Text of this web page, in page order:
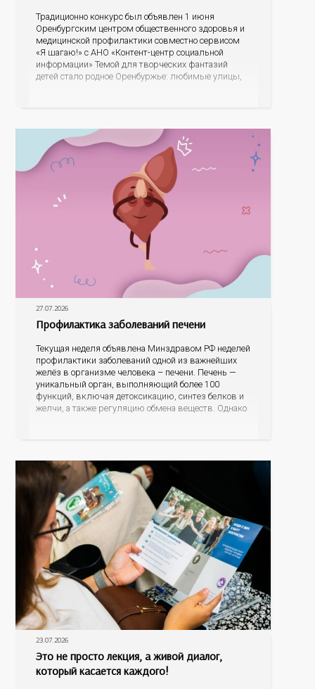
Традиционно конкурс был объявлен 1 июня
Оренбургским центром общественного здоровья и
медицинской профилактики совместно сервисом
«Я шагаю!» с АНО «Контент-центр социальной
информации» Темой для творческих фантазий
детей стало родное Оренбуржье: любимые улицы,
27.07.2026
Профилактика заболеваний печени
Текущая неделя объявлена Минздравом РФ неделей
профилактики заболеваний одной из важнейших
желёз в организме человека – печени. Печень —
уникальный орган, выполняющий более 100
функций, включая детоксикацию, синтез белков и
желчи, а также регуляцию обмена веществ. Однако
23.07.2026
Это не просто лекция, а живой диалог,
который касается каждого!